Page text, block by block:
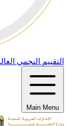
التقييم النجمي
Main Menu